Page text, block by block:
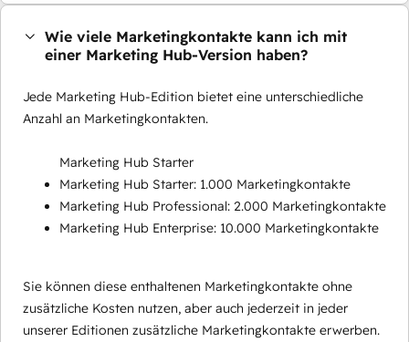
Wie viele Marketingkontakte kann ich mit
einer Marketing Hub-Version haben?
Jede Marketing Hub-Edition bietet eine unterschiedliche
Anzahl an Marketingkontakten.
Marketing Hub Starter
Marketing Hub Starter: 1.000 Marketingkontakte
Marketing Hub Professional: 2.000 Marketingkontakte
Marketing Hub Enterprise: 10.000 Marketingkontakte
Sie können diese enthaltenen Marketingkontakte ohne
zusätzliche Kosten nutzen, aber auch jederzeit in jeder
unserer Editionen zusätzliche Marketingkontakte erwerben.